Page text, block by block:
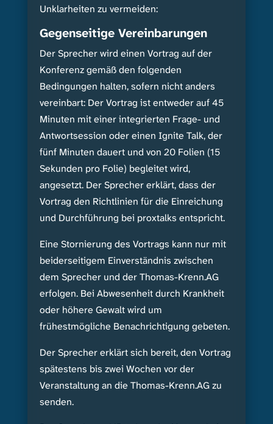
Unklarheiten zu vermeiden:
Gegenseitige Vereinbarungen
Der Sprecher wird einen Vortrag auf der
Konferenz gemäß den folgenden
Bedingungen halten, sofern nicht anders
vereinbart: Der Vortrag ist entweder auf 45
Minuten mit einer integrierten Frage- und
Antwortsession oder einen Ignite Talk, der
fünf Minuten dauert und von 20 Folien (15
Sekunden pro Folie) begleitet wird,
angesetzt. Der Sprecher erklärt, dass der
Vortrag den Richtlinien für die Einreichung
und Durchführung bei proxtalks entspricht.
Eine Stornierung des Vortrags kann nur mit
beiderseitigem Einverständnis zwischen
dem Sprecher und der Thomas-Krenn.AG
erfolgen. Bei Abwesenheit durch Krankheit
oder höhere Gewalt wird um
frühestmögliche Benachrichtigung gebeten.
Der Sprecher erklärt sich bereit, den Vortrag
spätestens bis zwei Wochen vor der
Veranstaltung an die Thomas-Krenn.AG zu
senden.